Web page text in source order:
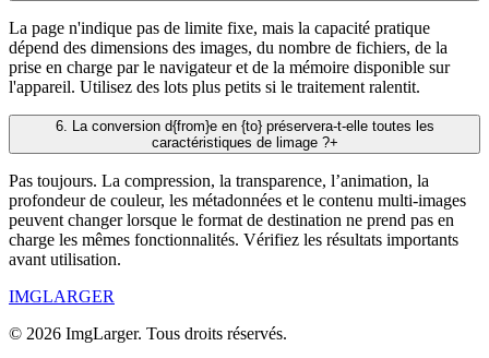
La page n'indique pas de limite fixe, mais la capacité pratique
dépend des dimensions des images, du nombre de fichiers, de la
prise en charge par le navigateur et de la mémoire disponible sur
l'appareil. Utilisez des lots plus petits si le traitement ralentit.
6. La conversion d{from}e en {to} préservera-t-elle toutes les
caractéristiques de limage ?+
Pas toujours. La compression, la transparence, l’animation, la
profondeur de couleur, les métadonnées et le contenu multi-images
peuvent changer lorsque le format de destination ne prend pas en
charge les mêmes fonctionnalités. Vérifiez les résultats importants
avant utilisation.
IMGLARGER
© 2026 ImgLarger. Tous droits réservés.